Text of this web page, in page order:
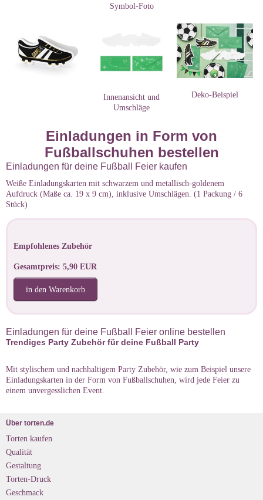
Symbol-Foto
Innenansicht und
Umschläge
Deko-Beispiel
Einladungen in Form von
Fußballschuhen bestellen
Einladungen für deine Fußball Feier kaufen
Weiße Einladungskarten mit schwarzem und metallisch-goldenem
Aufdruck (Maße ca. 19 x 9 cm), inklusive Umschlägen. (1 Packung / 6
Stück)
Empfohlenes Zubehör
Gesamtpreis: 5,90 EUR
in den Warenkorb
Einladungen für deine Fußball Feier online bestellen
Trendiges Party Zubehör für deine Fußball Party
Mit stylischem und nachhaltigem Party Zubehör, wie zum Beispiel unsere
Einladungskarten in der Form von Fußballschuhen, wird jede Feier zu
einem unvergesslichen Event.
Über torten.de
Torten kaufen
Qualität
Gestaltung
Torten-Druck
Geschmack